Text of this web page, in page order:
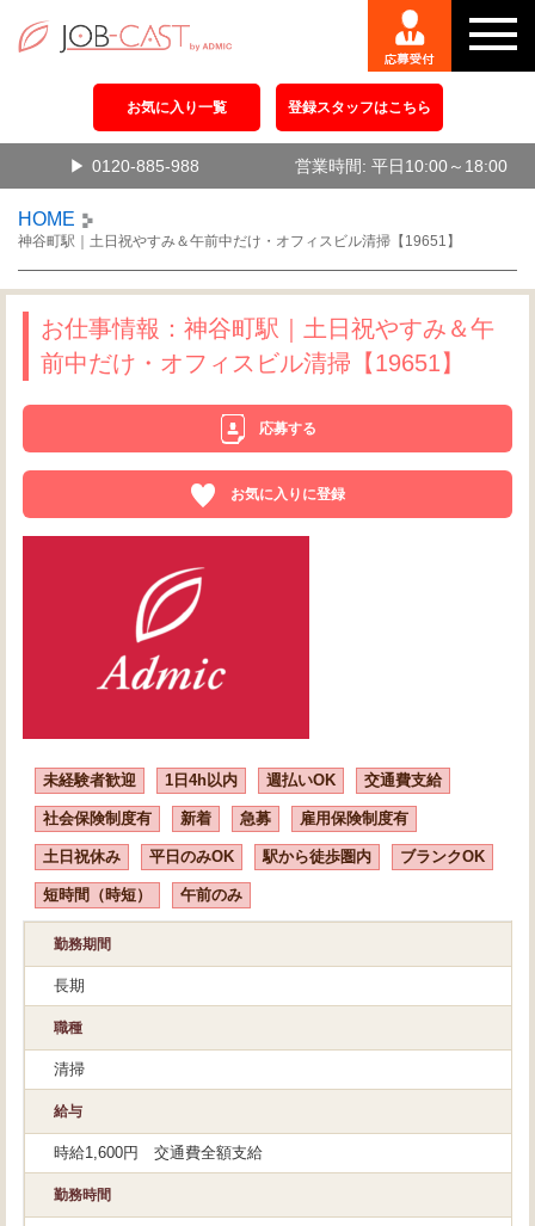
お気に入り一覧 登録スタッフはこちら
0120-885-988 営業時間: 平日10:00～18:00
HOME
神谷町駅｜土日祝やすみ＆午前中だけ・オフィスビル清掃【19651】
お仕事情報：神谷町駅｜土日祝やすみ＆午
前中だけ・オフィスビル清掃【19651】
応募する
お気に入りに登録
未経験者歓迎 1日4h以内 週払いOK 交通費支給
社会保険制度有 新着 急募 雇用保険制度有
土日祝休み 平日のみOK 駅から徒歩圏内 ブランクOK
短時間（時短） 午前のみ
勤務期間
長期
職種
清掃
給与
時給1,600円 交通費全額支給
勤務時間